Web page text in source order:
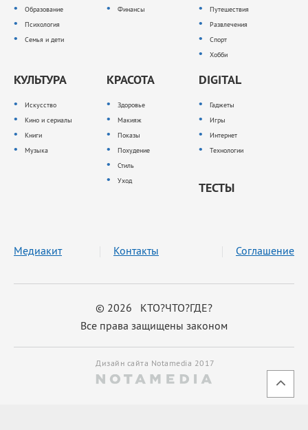
Образование
Психология
Семья и дети
Финансы
Путешествия
Развлечения
Спорт
Хобби
КУЛЬТУРА
Искусство
Кино и сериалы
Книги
Музыка
КРАСОТА
Здоровье
Макияж
Показы
Похудение
Стиль
Уход
DIGITAL
Гаджеты
Игры
Интернет
Технологии
ТЕСТЫ
© 2026 КТО?ЧТО?ГДЕ?
Все права защищены законом
Медиакит Контакты Соглашение
Дизайн сайта Notamedia 2017